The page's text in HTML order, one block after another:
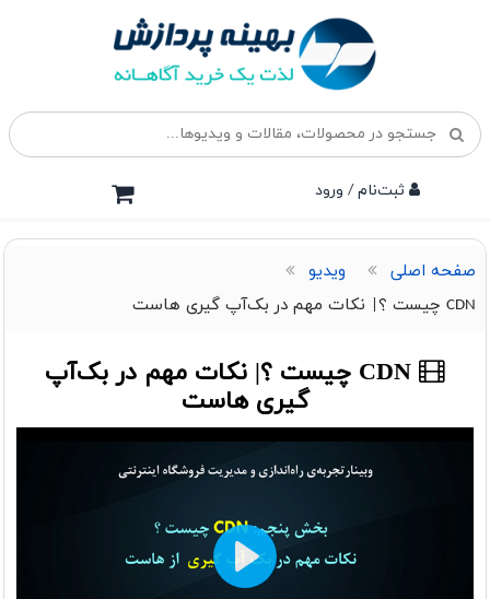
ثبت‌نام / ورود
صفحه اصلی
ویدیو
CDN چیست ؟| نکات مهم در بک‌آپ گیری هاست
CDN چیست ؟| نکات مهم در بک‌آپ
گیری هاست
Play